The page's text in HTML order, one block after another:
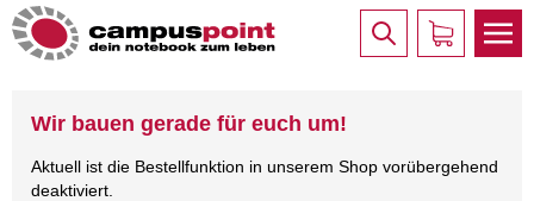
Wir bauen gerade für euch um!
Aktuell ist die Bestellfunktion in unserem Shop vorübergehend
deaktiviert.